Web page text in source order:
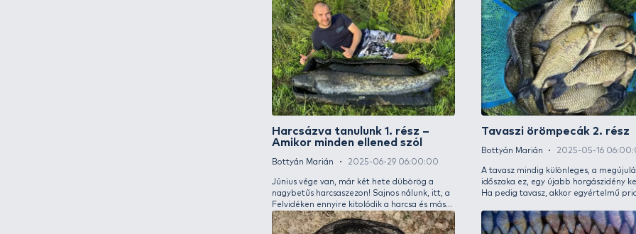
Bottyán Marián 2025-12-30 06:00:00
Gyakran hangzik el, hogy az enyhe télnek
meglesz a böjtje, azonban nekünk,
horgászoknak megannyi eséllyel is kecsegtet,
ami a halfogást illeti, hiszen vizeink nagy
részét egyáltalán nem, vagy pedig csak
Előző
főként
attól
épp